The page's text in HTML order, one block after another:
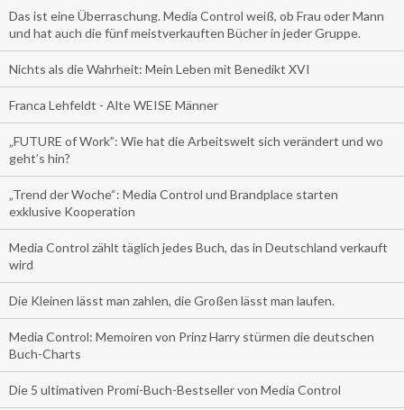
Das ist eine Überraschung. Media Control weiß, ob Frau oder Mann
und hat auch die fünf meistverkauften Bücher in jeder Gruppe.
Nichts als die Wahrheit: Mein Leben mit Benedikt XVI
Franca Lehfeldt - Alte WEISE Männer
„FUTURE of Work”: Wie hat die Arbeitswelt sich verändert und wo
geht’s hin?
„Trend der Woche“: Media Control und Brandplace starten
exklusive Kooperation
Media Control zählt täglich jedes Buch, das in Deutschland verkauft
wird
Die Kleinen lässt man zahlen, die Großen lässt man laufen.
Media Control: Memoiren von Prinz Harry stürmen die deutschen
Buch-Charts
Die 5 ultimativen Promi-Buch-Bestseller von Media Control